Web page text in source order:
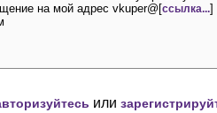
на мой адрес vkuper@[ссылка...]
или